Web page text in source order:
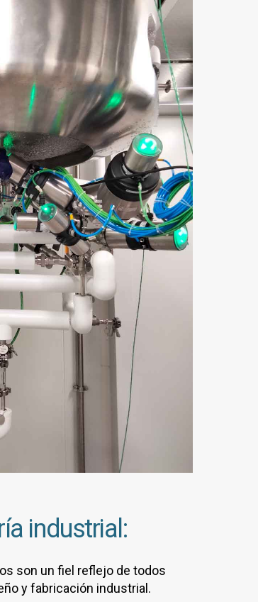
industrial:
son un fiel reflejo de todos
y fabricación industrial.